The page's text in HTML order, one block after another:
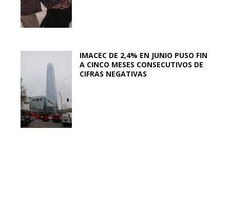
IMACEC DE 2,4% EN JUNIO PUSO FIN
A CINCO MESES CONSECUTIVOS DE
CIFRAS NEGATIVAS